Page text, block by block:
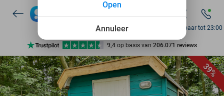
7 dagen per week beschikbaar
10+ miljoen leden
9,4 op basis van 206.071 reviews
Ontdek 15.000+ deals
7 dagen per week beschikbaar
Bereikbaar tot 23:00
39%
Annuleer
Open